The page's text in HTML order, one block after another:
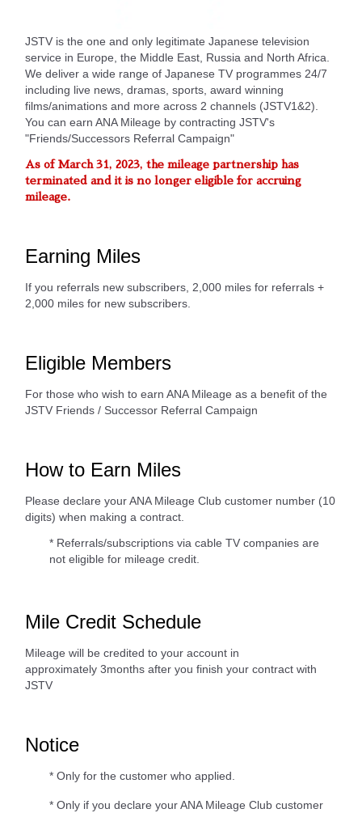
JSTV is the one and only legitimate Japanese television
service in Europe, the Middle East, Russia and North Africa.
We deliver a wide range of Japanese TV programmes 24/7
including live news, dramas, sports, award winning
films/animations and more across 2 channels (JSTV1&2).
You can earn ANA Mileage by contracting JSTV's
"Friends/Successors Referral Campaign"
As of March 31, 2023, the mileage partnership has
terminated and it is no longer eligible for accruing
mileage.
Earning Miles
If you referrals new subscribers, 2,000 miles for referrals +
2,000 miles for new subscribers.
Eligible Members
For those who wish to earn ANA Mileage as a benefit of the
JSTV Friends / Successor Referral Campaign
How to Earn Miles
Please declare your ANA Mileage Club customer number (10
digits) when making a contract.
* Referrals/subscriptions via cable TV companies are
not eligible for mileage credit.
Mile Credit Schedule
Mileage will be credited to your account in
approximately 3months after you finish your contract with
JSTV
Notice
* Only for the customer who applied.
* Only if you declare your ANA Mileage Club customer